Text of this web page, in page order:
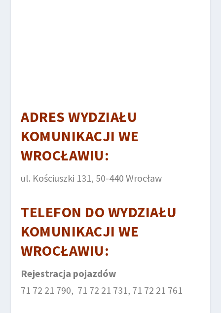
ADRES WYDZIAŁU
KOMUNIKACJI WE
WROCŁAWIU:
ul. Kościuszki 131, 50-440 Wrocław
TELEFON DO WYDZIAŁU
KOMUNIKACJI WE
WROCŁAWIU:
Rejestracja pojazdów
71 72 21 790, 71 72 21 731, 71 72 21 761